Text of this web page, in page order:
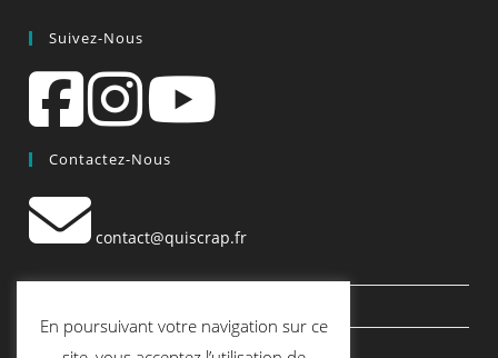
Suivez-Nous
Contactez-Nous
contact@quiscrap.fr
Le Blog
En poursuivant votre navigation sur ce